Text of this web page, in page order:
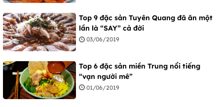
Top 9 đặc sản Tuyên Quang đã ăn một
lần là “SAY” cả đời
03/06/2019
Top 6 đặc sản miền Trung nổi tiếng
“vạn người mê”
01/06/2019